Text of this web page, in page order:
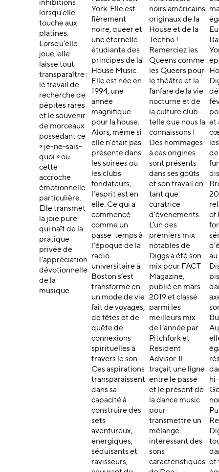
inhibitions
lorsqu’elle
touche aux
platines.
Lorsqu’elle
joue, elle
laisse tout
transparaître :
le travail de
recherche de
pépites rares
et le souvenir
de morceaux
possédant ce
« je-ne-sais-
quoi » ou
cette
accroche
émotionnelle
particulière.
Elle transmet
la joie pure
qui naît de la
pratique
privée de
l’appréciation
dévotionnelle
de la
musique.
York. Elle est
fièrement
noire, queer et
une éternelle
étudiante des
principes de la
House Music.
Elle est née en
1994, une
année
magnifique
pour la house.
Alors, même si
elle n’était pas
présente dans
les soirées ou
les clubs
fondateurs,
l’esprit est en
elle. Ce qui a
commencé
comme un
passe-temps à
l’époque de la
radio
universitaire à
Boston s’est
transformé en
un mode de vie
fait de voyages,
de fêtes et de
quête de
connexions
spirituelles à
travers le son.
Ces aspirations
transparaissent
dans sa
capacité à
construire des
sets
aventureux,
énergiques,
séduisants et
ravisseurs,
noirs américains
originaux de la
House et de la
Techno !
Remerciez les
Queens comme
les Queers pour
le théâtre et la
fanfare de la vie
nocturne et de
la culture club
telle que nous la
connaissons !
Des hommages
à ces origines
sont présents
dans ses goûts
et son travail en
tant que
curatrice
d’événements.
L’un des
premiers mix
notables de
Diggs a été son
mix pour FACT
Magazine,
publié en mars
2019 et classé
parmi les
meilleurs mix
de l’année par
Pitchfork et
Resident
Advisor. Il
traçait une ligne
entre le passé
et le présent de
la dance music
pour
transmettre un
mélange
intéressant des
sons
caractéristiques
et
de
of
et